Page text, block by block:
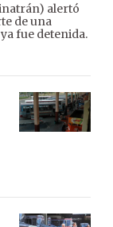
alertó
de una
fue detenida.